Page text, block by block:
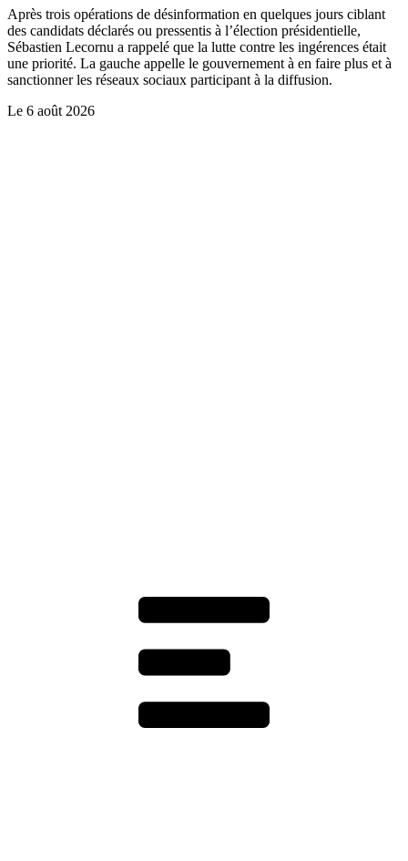
Après trois opérations de désinformation en quelques jours ciblant
des candidats déclarés ou pressentis à l’élection présidentielle,
Sébastien Lecornu a rappelé que la lutte contre les ingérences était
une priorité. La gauche appelle le gouvernement à en faire plus et à
sanctionner les réseaux sociaux participant à la diffusion.
Le 6 août 2026